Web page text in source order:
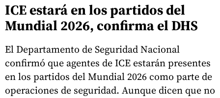
ICE estará en los partidos del
Mundial 2026, confirma el DHS
El Departamento de Seguridad Nacional
confirmó que agentes de ICE estarán presentes
en los partidos del Mundial 2026 como parte de
operaciones de seguridad. Aunque dicen que no